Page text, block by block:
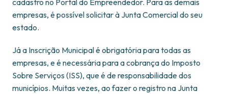
cadastro no Portal do Empreendedor. Para as demais
empresas, é possível solicitar à Junta Comercial do seu
estado.
Já a Inscrição Municipal é obrigatória para todas as
empresas, e é necessária para a cobrança do Imposto
Sobre Serviços (ISS), que é de responsabilidade dos
municípios. Muitas vezes, ao fazer o registro na Junta